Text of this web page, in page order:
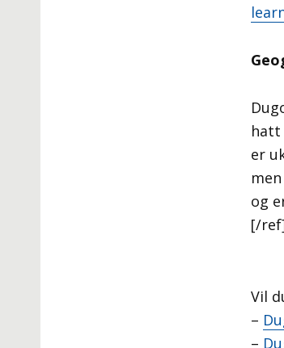
hatt
er
og
[/
Vil
–
–